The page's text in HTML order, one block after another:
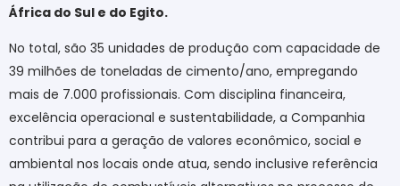
África do Sul e do Egito.
No total, são 35 unidades de produção com capacidade de
39 milhões de toneladas de cimento/ano, empregando
mais de 7.000 profissionais. Com disciplina financeira,
excelência operacional e sustentabilidade, a Companhia
contribui para a geração de valores econômico, social e
ambiental nos locais onde atua, sendo inclusive referência